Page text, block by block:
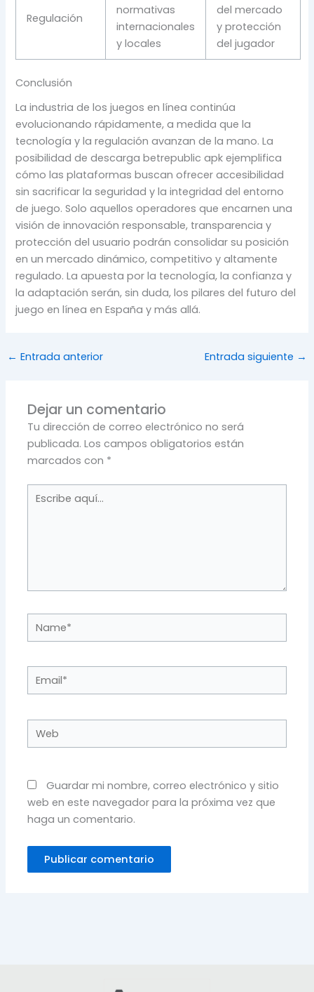
Regulación
normativas
internacionales
y locales
del mercado
y protección
del jugador
Conclusión
La industria de los juegos en línea continúa
evolucionando rápidamente, a medida que la
tecnología y la regulación avanzan de la mano. La
posibilidad de descarga betrepublic apk ejemplifica
cómo las plataformas buscan ofrecer accesibilidad
sin sacrificar la seguridad y la integridad del entorno
de juego. Solo aquellos operadores que encarnen una
visión de innovación responsable, transparencia y
protección del usuario podrán consolidar su posición
en un mercado dinámico, competitivo y altamente
regulado. La apuesta por la tecnología, la confianza y
la adaptación serán, sin duda, los pilares del futuro del
juego en línea en España y más allá.
← Entrada anterior Entrada siguiente →
Dejar un comentario
Tu dirección de correo electrónico no será
publicada. Los campos obligatorios están
marcados con *
Escribe
Name*
Email*
Web
Guardar mi nombre, correo electrónico y sitio
web en este navegador para la próxima vez que
haga un comentario.